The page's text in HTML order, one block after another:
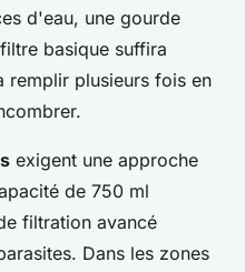
d'eau, une gourde
basique suffira
remplir plusieurs fois en
exigent une approche
de 750 ml
filtration avancé
Dans les zones